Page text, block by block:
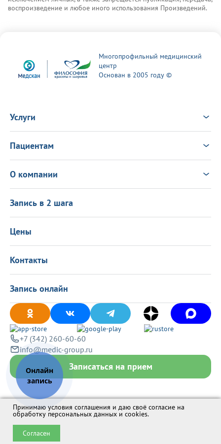
воспроизведение и любое иного использования Произведений.
Многопрофильный медицинский
центр
Основан в 2005 году ©
Услуги
Врачи
Консультация Онлайн
Выезд врача на дом
Пациентам
Новости
Политика в области качества
Подарочные сертификаты
Программа лояльности
О компании
Информация для пациентов
Лицензиии
Вакансии
Политика конфиденциальности
Запись в 2 шага
Цены
Контакты
Запись онлайн
+7 (342) 260-60-60
info@medic-group.ru
Записаться на прием
Принимаю условия соглашения и даю своё согласие на
обработку персональных данных и cookies.
Согласен